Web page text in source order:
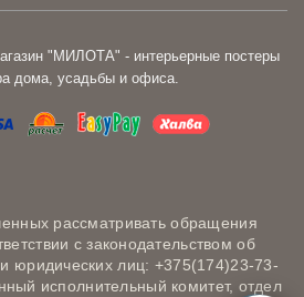
"МИЛОТА" - интерьерные постеры
дома, усадьбы и офиса.
рассматривать обращения
с законодательством об
юридических лиц: +375(174)23-73-
исполнительный комитет, отдел